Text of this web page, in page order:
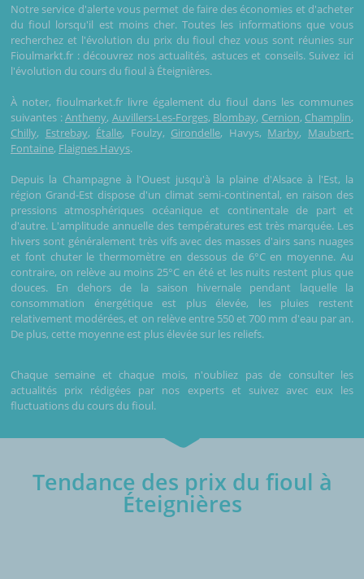
Notre service d'alerte vous permet de faire des économies et d'acheter
du fioul lorsqu'il est moins cher. Toutes les informations que vous
recherchez et l'évolution du prix du fioul chez vous sont réunies sur
Fioulmarkt.fr : découvrez nos actualités, astuces et conseils. Suivez ici
l'évolution du cours du fioul à Éteignières.
À noter, fioulmarket.fr livre également du fioul dans les communes
suivantes :Antheny, Auvillers-Les-Forges, Blombay, Cernion, Champlin,
Chilly, Estrebay, Étalle, Foulzy, Girondelle, Havys, Marby, Maubert-
Fontaine, Flaignes Havys.
Depuis la Champagne à l'Ouest jusqu'à la plaine d'Alsace à l'Est, la
région Grand-Est dispose d'un climat semi-continental, en raison des
pressions atmosphériques océanique et continentale de part et
d'autre. L'amplitude annuelle des températures est très marquée. Les
hivers sont généralement très vifs avec des masses d'airs sans nuages
et font chuter le thermomètre en dessous de 6°C en moyenne. Au
contraire, on relève au moins 25°C en été et les nuits restent plus que
douces. En dehors de la saison hivernale pendant laquelle la
consommation énergétique est plus élevée, les pluies restent
relativement modérées, et on relève entre 550 et 700 mm d'eau par an.
De plus, cette moyenne est plus élevée sur les reliefs.
Chaque semaine et chaque mois, n'oubliez pas de consulter les
actualités prix rédigées par nos experts et suivez avec eux les
fluctuations du cours du fioul.
Tendance des prix du fioul à
Éteignières